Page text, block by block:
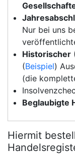
Nur bei uns
Historischer
(Beispiel)
(die
Beglaubigte
Hiermit